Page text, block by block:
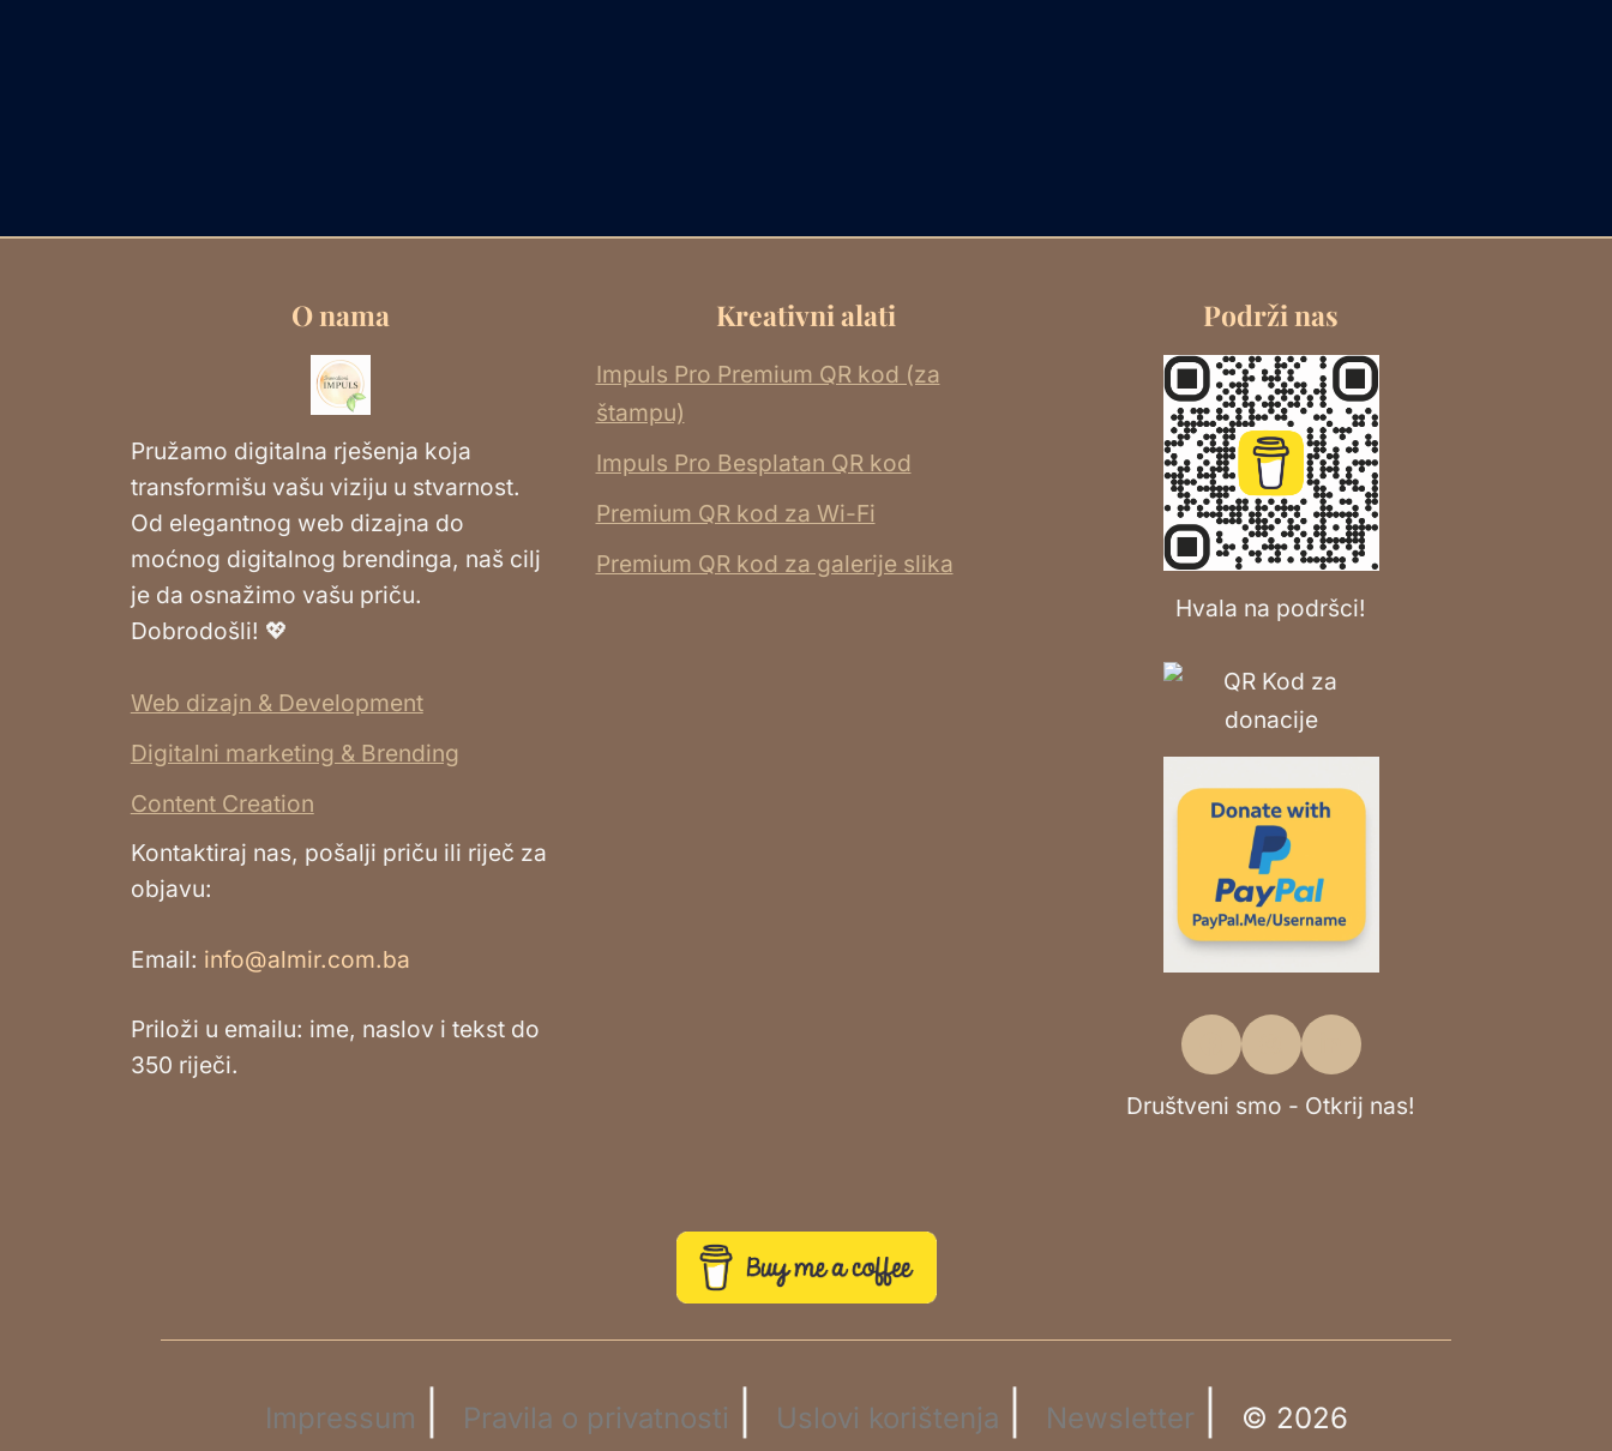
O nama
Pružamo digitalna rješenja koja
transformišu vašu viziju u stvarnost.
Od elegantnog web dizajna do
moćnog digitalnog brendinga, naš cilj
je da osnažimo vašu priču.
Dobrodošli! 💖
Web dizajn & Development
Digitalni marketing & Brending
Content Creation
Kontaktiraj nas, pošalji priču ili riječ za
objavu:
Email: info@almir.com.ba
Priloži u emailu: ime, naslov i tekst do
350 riječi.
Kreativni alati
Impuls Pro Premium QR kod (za
štampu)
Impuls Pro Besplatan QR kod
Premium QR kod za Wi-Fi
Premium QR kod za galerije slika
Podrži nas
Hvala na podršci!
Društveni smo - Otkrij nas!
Impressum Pravila o privatnosti Uslovi korištenja Newsletter © 2026